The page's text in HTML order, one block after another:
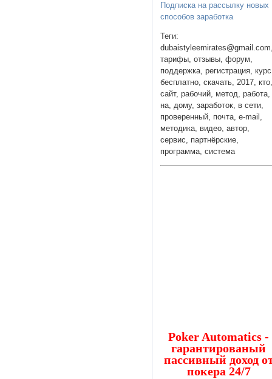
Подписка на рассылку новых
способов заработка
Теги:
тарифы, отзывы, форум,
поддержка, регистрация,
бесплатно, скачать, 2017,
сайт, рабочий, метод, работа,
на, дому, заработок, в сети,
проверенный, почта, e-mail,
методика, видео, автор,
сервис, партнёрские,
программа, система
Poker Automatics -
гарантированый
пассивный доход
покера 24/7